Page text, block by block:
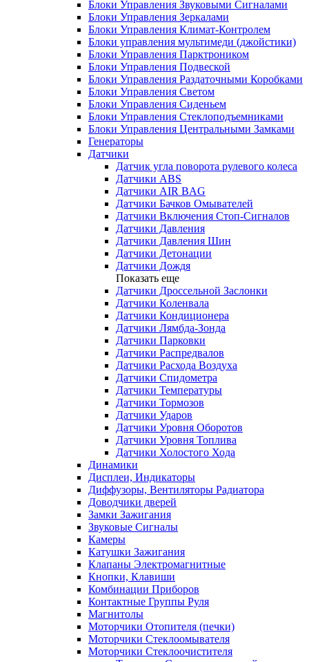
Блоки Управления Звуковыми Сигналами
Блоки Управления Зеркалами
Блоки Управления Климат-Контролем
Блоки управления мультимеди (джойстики)
Блоки Управления Парктроником
Блоки Управления Подвеской
Блоки Управления Раздаточными Коробками
Блоки Управления Светом
Блоки Управления Сиденьем
Блоки Управления Стеклоподъемниками
Блоки Управления Центральными Замками
Генераторы
Датчики
Датчик угла поворота рулевого колеса
Датчики ABS
Датчики AIR BAG
Датчики Бачков Омывателей
Датчики Включения Стоп-Сигналов
Датчики Давления
Датчики Давления Шин
Датчики Детонации
Датчики Дождя
Показать еще
Датчики Дроссельной Заслонки
Датчики Коленвала
Датчики Кондиционера
Датчики Лямбда-Зонда
Датчики Парковки
Датчики Распредвалов
Датчики Расхода Воздуха
Датчики Спидометра
Датчики Температуры
Датчики Тормозов
Датчики Ударов
Датчики Уровня Оборотов
Датчики Уровня Топлива
Датчики Холостого Хода
Динамики
Дисплеи, Индикаторы
Диффузоры, Вентиляторы Радиатора
Доводчики дверей
Замки Зажигания
Звуковые Сигналы
Камеры
Катушки Зажигания
Клапаны Электромагнитные
Кнопки, Клавиши
Комбинации Приборов
Контактные Группы Руля
Магнитолы
Моторчики Отопителя (печки)
Моторчики Стеклоомывателя
Моторчики Стеклоочистителя